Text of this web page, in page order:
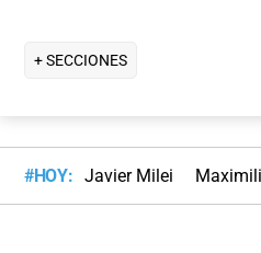
+ SECCIONES
#HOY: Javier Milei